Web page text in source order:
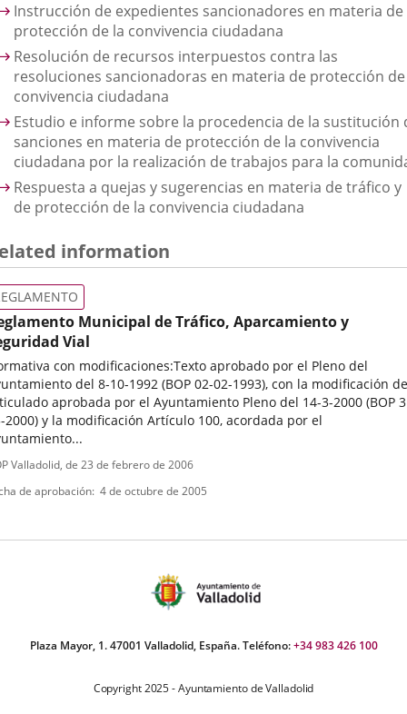
Instrucción de expedientes sancionadores en materia de
protección de la convivencia ciudadana
Resolución de recursos interpuestos contra las
resoluciones sancionadoras en materia de protección
convivencia ciudadana
Estudio e informe sobre la procedencia de la sustitución
sanciones en materia de protección de la convivencia
ciudadana por la realización de trabajos para la
Respuesta a quejas y sugerencias en materia de tráfico y
de protección de la convivencia ciudadana
information
Municipal de Tráfico, Aparcamiento y
Vial
con modificaciones:Texto aprobado por el Pleno del
del 8-10-1992 (BOP 02-02-1993), con la modificación
aprobada por el Ayuntamiento Pleno del 14-3-2000 (BOP
2000) y la modificación Artículo 100, acordada por el
Valladolid, de 23 de febrero de 2006
de aprobación 4 de octubre de 2005
Plaza Mayor, 1. 47001 Valladolid, España. Teléfono:+34 983 426 100
Copyright 2025 - Ayuntamiento de Valladolid